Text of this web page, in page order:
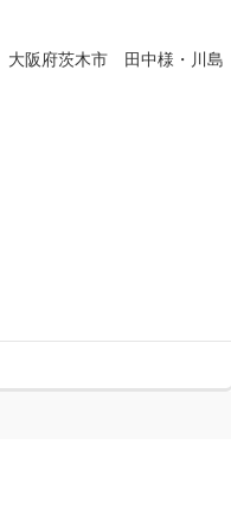
大阪府茨木市 田中様・川島